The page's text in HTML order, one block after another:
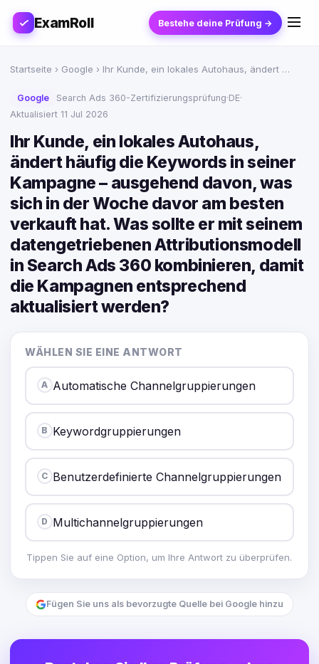
ExamRoll Bestehe deine Prüfung →
Startseite › Google › Ihr Kunde, ein lokales Autohaus, ändert …
Google Search Ads 360-Zertifizierungsprüfung·DE·
Aktualisiert 11 Jul 2026
Ihr Kunde, ein lokales Autohaus,
ändert häufig die Keywords in seiner
Kampagne – ausgehend davon, was
sich in der Woche davor am besten
verkauft hat. Was sollte er mit seinem
datengetriebenen Attributionsmodell
in Search Ads 360 kombinieren, damit
die Kampagnen entsprechend
aktualisiert werden?
WÄHLEN SIE EINE ANTWORT
A Automatische Channelgruppierungen
B Keywordgruppierungen
C Benutzerdefinierte Channelgruppierungen
D Multichannelgruppierungen
Tippen Sie auf eine Option, um Ihre Antwort zu überprüfen.
Fügen Sie uns als bevorzugte Quelle bei Google hinzu